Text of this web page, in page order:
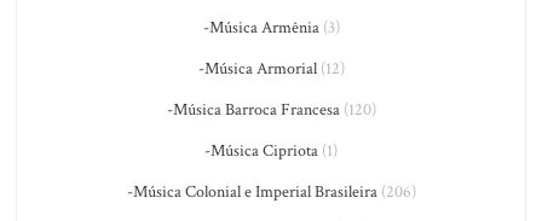
-Música Armênia(3)
-Música Armorial(12)
-Música Barroca Francesa(120)
-Música Cipriota (1)
-Música Colonial e Imperial Brasileira(206)